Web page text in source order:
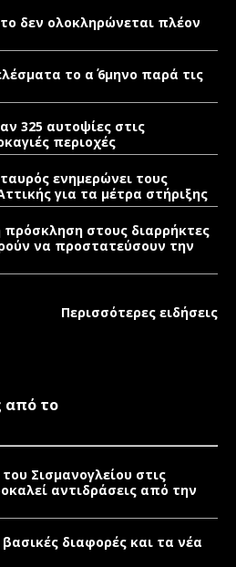
δεν ολοκληρώνεται πλέον
το α΄ 6μηνο παρά τις
325 αυτοψίες στις
περιοχές
ενημερώνει τους
για τα μέτρα στήριξης
στους διαρρήκτες
να προστατεύσουν την
Περισσότερες ειδήσεις
από το
Σισμανογλείου στις
αντιδράσεις από την
βασικές διαφορές και τα νέα